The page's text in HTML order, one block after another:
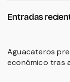
Entradas
Aguacateros
económico tras